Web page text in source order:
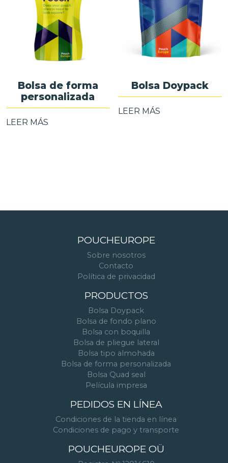
Bolsa de forma
personalizada
LEER MÁS
Bolsa Doypack
LEER MÁS
POUCHEUROPE
Sobre nosotros
Contacto
Política de privacidad
PRODUCTOS
Bolsa Doypack
Bolsa de fondo plano
Bolsa con boquilla
Bolsa de pliegue lateral
Bolsa tipo almohada
Bolsa de forma personalizada
Bolsa Quad seal
Película impresa
PEDIDOS EN LÍNEA
Condiciones de la tienda en línea
Condiciones de pago y transporte
POUCHEUROPE OÜ